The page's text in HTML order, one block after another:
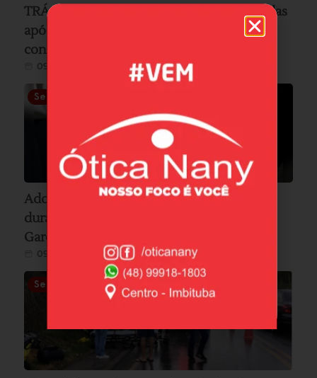
TRÁGICO: Mulher morre e duas ficam feridas
após carro sair da pista na SC-436 e bater
contra poste em Laguna
09/08/2026
Segurança
Adolescente dispensa pacote com cocaína
durante abordagem e trio é detido em
Garopaba
09/08/2026
Segurança